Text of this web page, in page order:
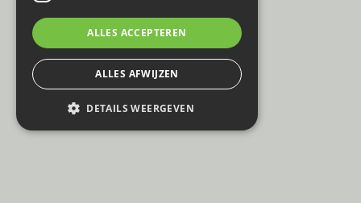
ALLES ACCEPTEREN
ALLES AFWIJZEN
DETAILS WEERGEVEN